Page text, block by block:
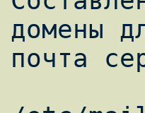
домены
почта